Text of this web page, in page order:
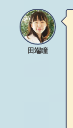
田端瞳